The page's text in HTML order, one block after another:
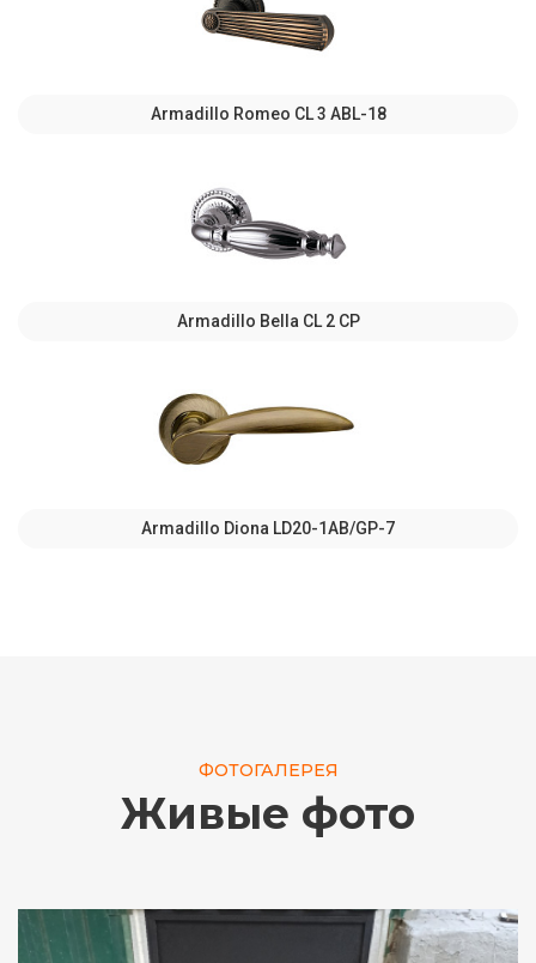
Armadillo Romeo CL 3 ABL-18
Armadillo Bella CL 2 СP
Armadillo Diona LD20-1AB/GP-7
ФОТОГАЛЕРЕЯ
Живые фото